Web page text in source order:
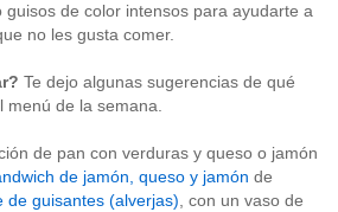
guisos de color intensos para ayudarte a
no les gusta comer.
Te dejo algunas sugerencias de qué
menú de la semana.
de pan con verduras y queso o jamón
de jamón, queso y jamón de
de guisantes (alverjas), con un vaso de